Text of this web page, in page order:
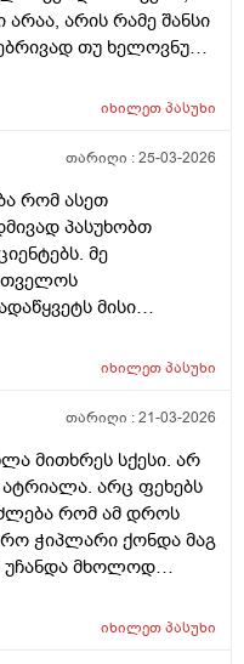
არის რამე შანსი
თუ ხელოვნური
იხილეთპასუხი
თარიღი :25-03-2026
რომ ასეთ
პასუხობთ
მე
მისი
შესაძლებელი?
საკუთარ
მორჩება
განვითარდება
გაყინულ
გასდით,
დეტალურად რომ
იხილეთპასუხი
თარიღი :21-03-2026
მითხრეს სქესი. არ
ატრიალა. არც ფეხებს
რომ ამ დროს
ჭიპლარი ქონდა მაგ
უჩანდა მხოლოდ
იხილეთპასუხი